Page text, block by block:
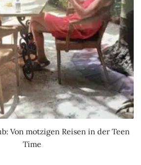
Von motzigen Reisen in der Teen
Time